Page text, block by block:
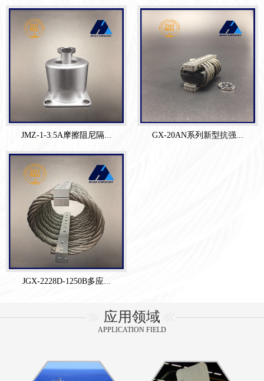
JMZ-1-3.5A摩擦阻尼隔... GX-20AN系列新型抗强...
JGX-2228D-1250B多应...
应用领域
APPLICATION FIELD